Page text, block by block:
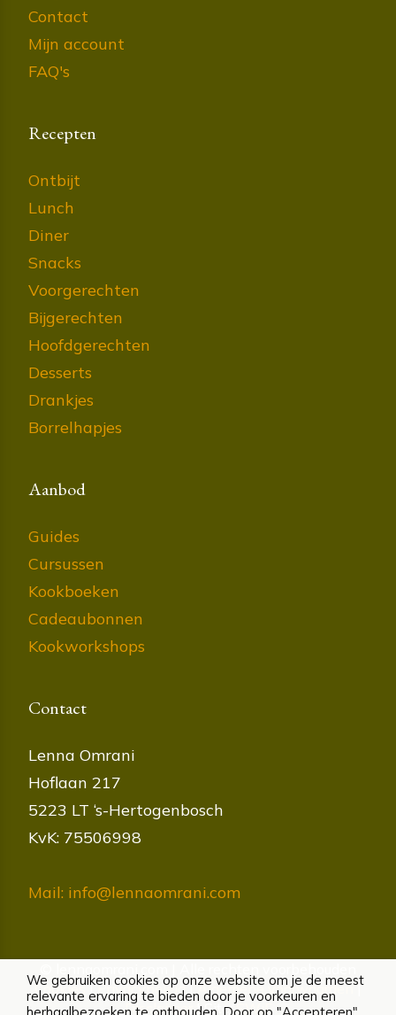
Contact
Mijn account
FAQ's
Recepten
Ontbijt
Lunch
Diner
Snacks
Voorgerechten
Bijgerechten
Hoofdgerechten
Desserts
Drankjes
Borrelhapjes
Aanbod
Guides
Cursussen
Kookboeken
Cadeaubonnen
Kookworkshops
Contact
Lenna Omrani
Hoflaan 217
5223 LT ‘s-Hertogenbosch
KvK: 75506998
Mail: info@lennaomrani.com
Cookies|Privacybeleid|Algemene voorwaarden|
Disclaimer| Site:SWiF
We gebruiken cookies op onze website om je de meest
relevante ervaring te bieden door je voorkeuren en